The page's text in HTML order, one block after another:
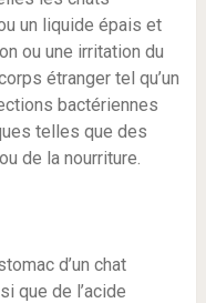
un liquide épais et
ou une irritation du
étranger tel qu’un
bactériennes
telles que des
de la nourriture.
d’un chat
que de l’acide